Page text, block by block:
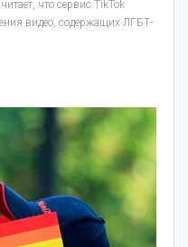
что сервис TikTok
видео, содержащих ЛГБТ-